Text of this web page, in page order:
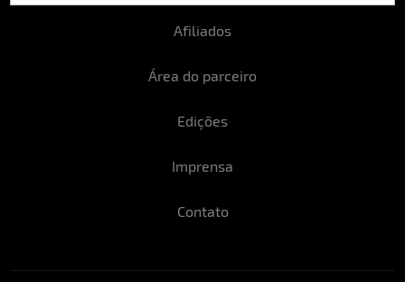
Afiliados
Área do parceiro
Edições
Imprensa
Contato